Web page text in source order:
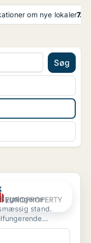
om nye lokaler
Søg
stand.